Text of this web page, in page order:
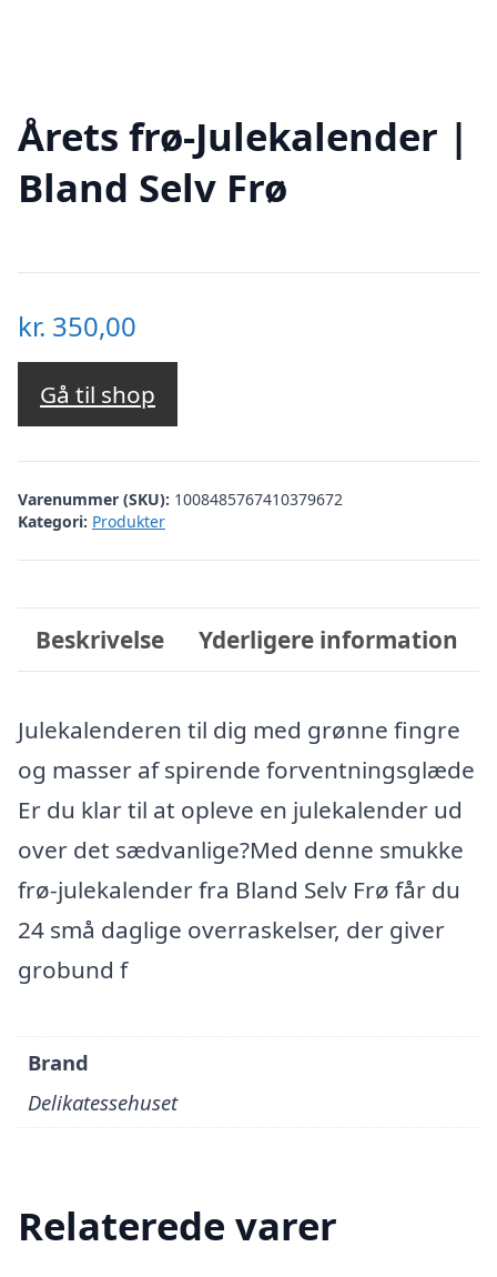
Årets frø-Julekalender |
Bland Selv Frø
kr. 350,00
Gå til shop
Varenummer (SKU): 1008485767410379672
Kategori: Produkter
Beskrivelse Yderligere information
Julekalenderen til dig med grønne fingre
og masser af spirende forventningsglæde
Er du klar til at opleve en julekalender ud
over det sædvanlige?Med denne smukke
frø-julekalender fra Bland Selv Frø får du
24 små daglige overraskelser, der giver
grobund f
Brand
Delikatessehuset
Relaterede varer